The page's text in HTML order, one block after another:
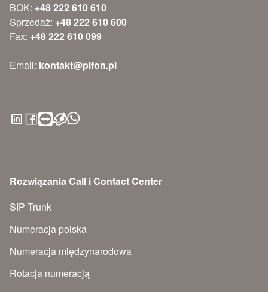
BOK: +48 222 610 610
Sprzedaż: +48 222 610 600
Fax: +48 222 610 099
Email: kontakt@plfon.pl
Rozwiązania Call i Contact Center
SIP Trunk
Numeracja polska
Numeracja międzynarodowa
Rotacja numeracją